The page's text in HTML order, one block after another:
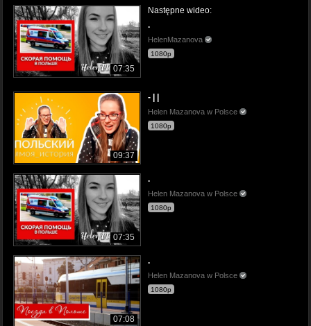
07:35
Następne wideo:
.
HelenMazanova
1080p
09:37
- | |
Helen Mazanova w Polsce
1080p
07:35
.
Helen Mazanova w Polsce
1080p
07:08
.
Helen Mazanova w Polsce
1080p